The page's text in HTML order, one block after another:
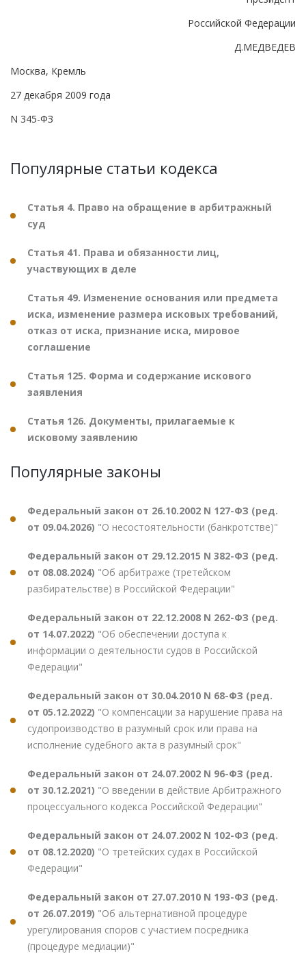
Российской Федерации
Д.МЕДВЕДЕВ
Москва, Кремль
27 декабря 2009 года
N 345-ФЗ
Популярные статьи кодекса
Статья 4. Право на обращение в арбитражный
суд
Статья 41. Права и обязанности лиц,
участвующих в деле
Статья 49. Изменение основания или предмета
иска, изменение размера исковых требований,
отказ от иска, признание иска, мировое
соглашение
Статья 125. Форма и содержание искового
заявления
Статья 126. Документы, прилагаемые к
исковому заявлению
Популярные законы
Федеральный закон от 26.10.2002 N 127-ФЗ (ред.
от 09.04.2026) "О несостоятельности (банкротстве)"
Федеральный закон от 29.12.2015 N 382-ФЗ (ред.
от 08.08.2024) "Об арбитраже (третейском
разбирательстве) в Российской Федерации"
Федеральный закон от 22.12.2008 N 262-ФЗ (ред.
от 14.07.2022) "Об обеспечении доступа к
информации о деятельности судов в Российской
Федерации"
Федеральный закон от 30.04.2010 N 68-ФЗ (ред.
от 05.12.2022) "О компенсации за нарушение права на
судопроизводство в разумный срок или права на
исполнение судебного акта в разумный срок"
Федеральный закон от 24.07.2002 N 96-ФЗ (ред.
от 30.12.2021) "О введении в действие Арбитражного
процессуального кодекса Российской Федерации"
Федеральный закон от 24.07.2002 N 102-ФЗ (ред.
от 08.12.2020) "О третейских судах в Российской
Федерации"
Федеральный закон от 27.07.2010 N 193-ФЗ (ред.
от 26.07.2019) "Об альтернативной процедуре
урегулирования споров с участием посредника
(процедуре медиации)"